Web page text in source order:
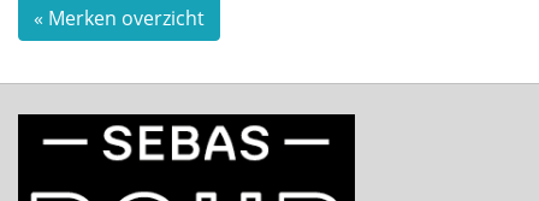
« Merken overzicht